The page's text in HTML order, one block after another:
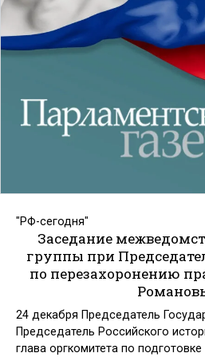
"РФ-сегодня"
Заседание
группы при
по перезахоронению
24 декабря Председатель
Председатель Российского
глава оргкомитета по